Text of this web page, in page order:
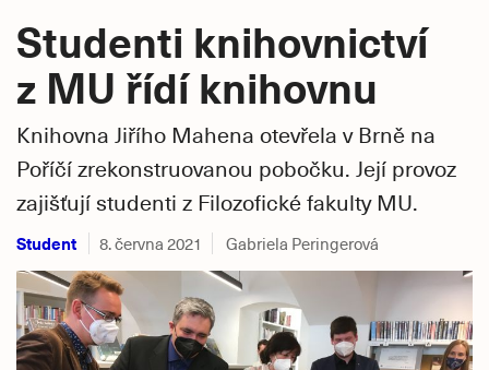
Studenti knihovnictví
z MU řídí knihovnu
Knihovna Jiřího Mahena otevřela v Brně na
Poříčí zrekonstruovanou pobočku. Její provoz
zajišťují studenti z Filozofické fakulty MU.
Student 8. června 2021 Gabriela Peringerová